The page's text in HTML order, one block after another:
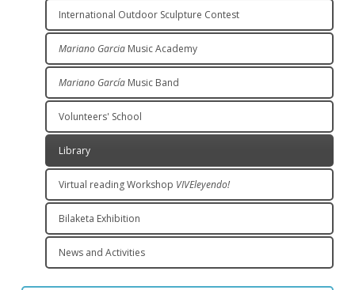
International Outdoor Sculpture Contest
Mariano GarciaMusic Academy
Mariano GarcíaMusic Band
Volunteers' School
Library
Virtual reading Workshop VIVEleyendo!
Bilaketa Exhibition
News and Activities